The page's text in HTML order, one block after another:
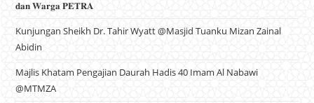
𝐝𝐚𝐧 𝐖𝐚𝐫𝐠𝐚 𝐏𝐄𝐓𝐑𝐀
Kunjungan Sheikh Dr. Tahir Wyatt @Masjid Tuanku Mizan Zainal
Abidin
Majlis Khatam Pengajian Daurah Hadis 40 Imam Al Nabawi
@MTMZA